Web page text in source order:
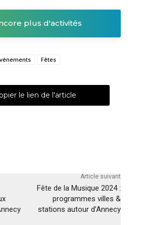
plus d'activités
Fêtes
le lien de l'article
Article suivant
Fête de la Musique 2024 :
programmes villes &
stations autour d’Annecy